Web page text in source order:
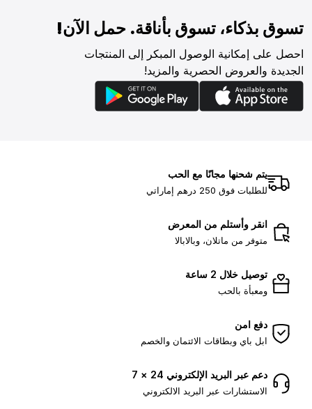
تسوق بذكاء، تسوق بأناقة. حمل الآن!
احصل على إمكانية الوصول المبكر إلى المنتجات
الجديدة والعروض الحصرية والمزيد!
يتم شحنها مجانًا مع الحب
للطلبات فوق 250 درهم إماراتي
انقر وأستلم من المعرض
متوفر من ماتلان، وبالابالا
توصيل خلال 2 ساعة
ومعبأة بالحب
دفع امن
ابل باي وبطاقات الائتمان والخصم
دعم عبر البريد الإلكتروني 24 × 7
الاستشارات عبر البريد الالكتروني